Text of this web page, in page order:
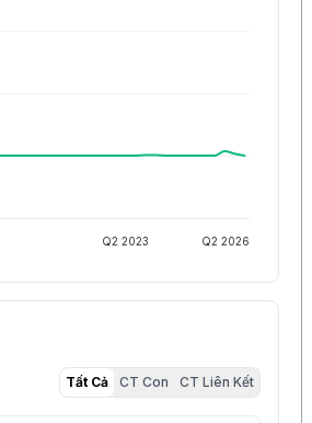
Q2 2023 Q2 2026
Tất Cả CT Con CT Liên Kết